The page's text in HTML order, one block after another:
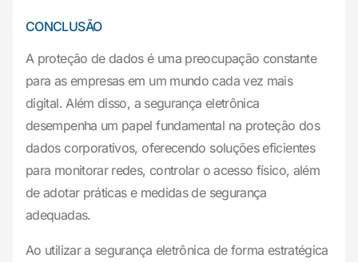
CONCLUSÃO
A proteção de dados é uma preocupação constante
para as empresas em um mundo cada vez mais
digital. Além disso, a segurança eletrônica
desempenha um papel fundamental na proteção dos
dados corporativos, oferecendo soluções eficientes
para monitorar redes, controlar o acesso físico, além
de adotar práticas e medidas de segurança
adequadas.
Ao utilizar a segurança eletrônica de forma estratégica